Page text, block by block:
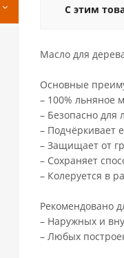
С этим
Масло для
Основные
– 100% льняное
– Безопасно
– Подчёркивает
– Защищает от
– Сохраняет
– Колеруется в
Рекомендовано
– Наружных и
– Любых